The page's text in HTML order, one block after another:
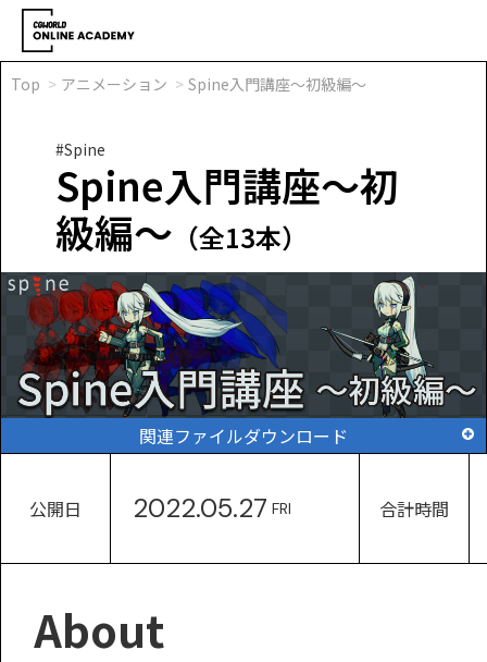
Top アニメーション Spine入門講座～初級編～
#Spine
Spine入門講座～初
級編～ （全13本）
関連ファイルダウンロード
公開日 2022.05.27 FRI 合計時間
About